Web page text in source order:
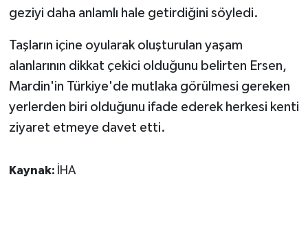
geziyi daha anlamlı hale getirdiğini söyledi.
Taşların içine oyularak oluşturulan yaşam
alanlarının dikkat çekici olduğunu belirten Ersen,
Mardin'in Türkiye'de mutlaka görülmesi gereken
yerlerden biri olduğunu ifade ederek herkesi kenti
ziyaret etmeye davet etti.
Kaynak: İHA
YAŞAM
YEREL
Yerel Haberler